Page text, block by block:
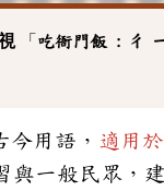
「 吃衙門飯 : ㄔ
今用語， 適用
與一般民眾，